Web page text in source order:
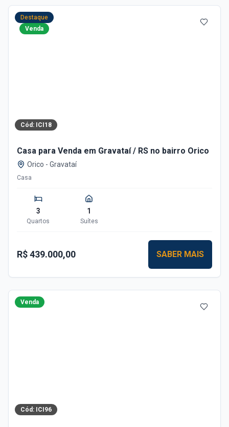
Destaque
Venda
Cód: ICI18
Casa para Venda em Gravataí / RS no bairro Orico
Orico - Gravataí
Casa
3
Quartos
1
Suítes
R$ 439.000,00 SABER MAIS
Venda
Cód: ICI96